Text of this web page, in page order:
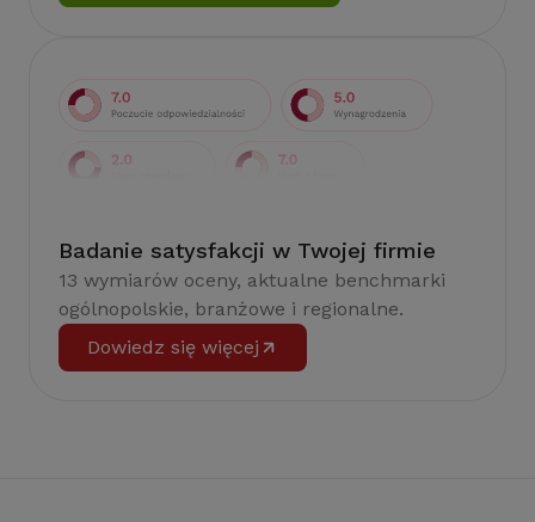
Badanie satysfakcji w Twojej firmie
13 wymiarów oceny, aktualne benchmarki
ogólnopolskie, branżowe i regionalne.
Dowiedz się więcej